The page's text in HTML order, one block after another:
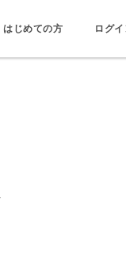
はじめての方 ログ